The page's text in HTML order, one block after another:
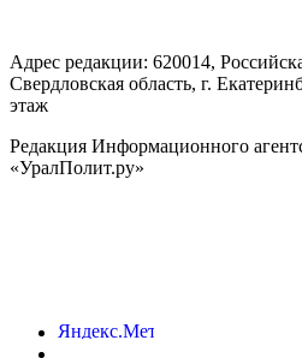
Адрес редакции: 620014,
Свердловская область, г.
этаж
Редакция Информационного
«УралПолит.ру»